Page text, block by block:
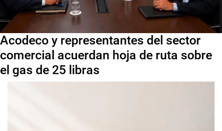
Acodeco y representantes del sector
comercial acuerdan hoja de ruta sobre
el gas de 25 libras